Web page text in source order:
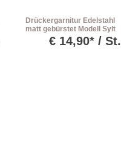
Drückergarnitur Edelstahl
matt gebürstet Modell Sylt
BB-Rosette
€ 14,90* / St.